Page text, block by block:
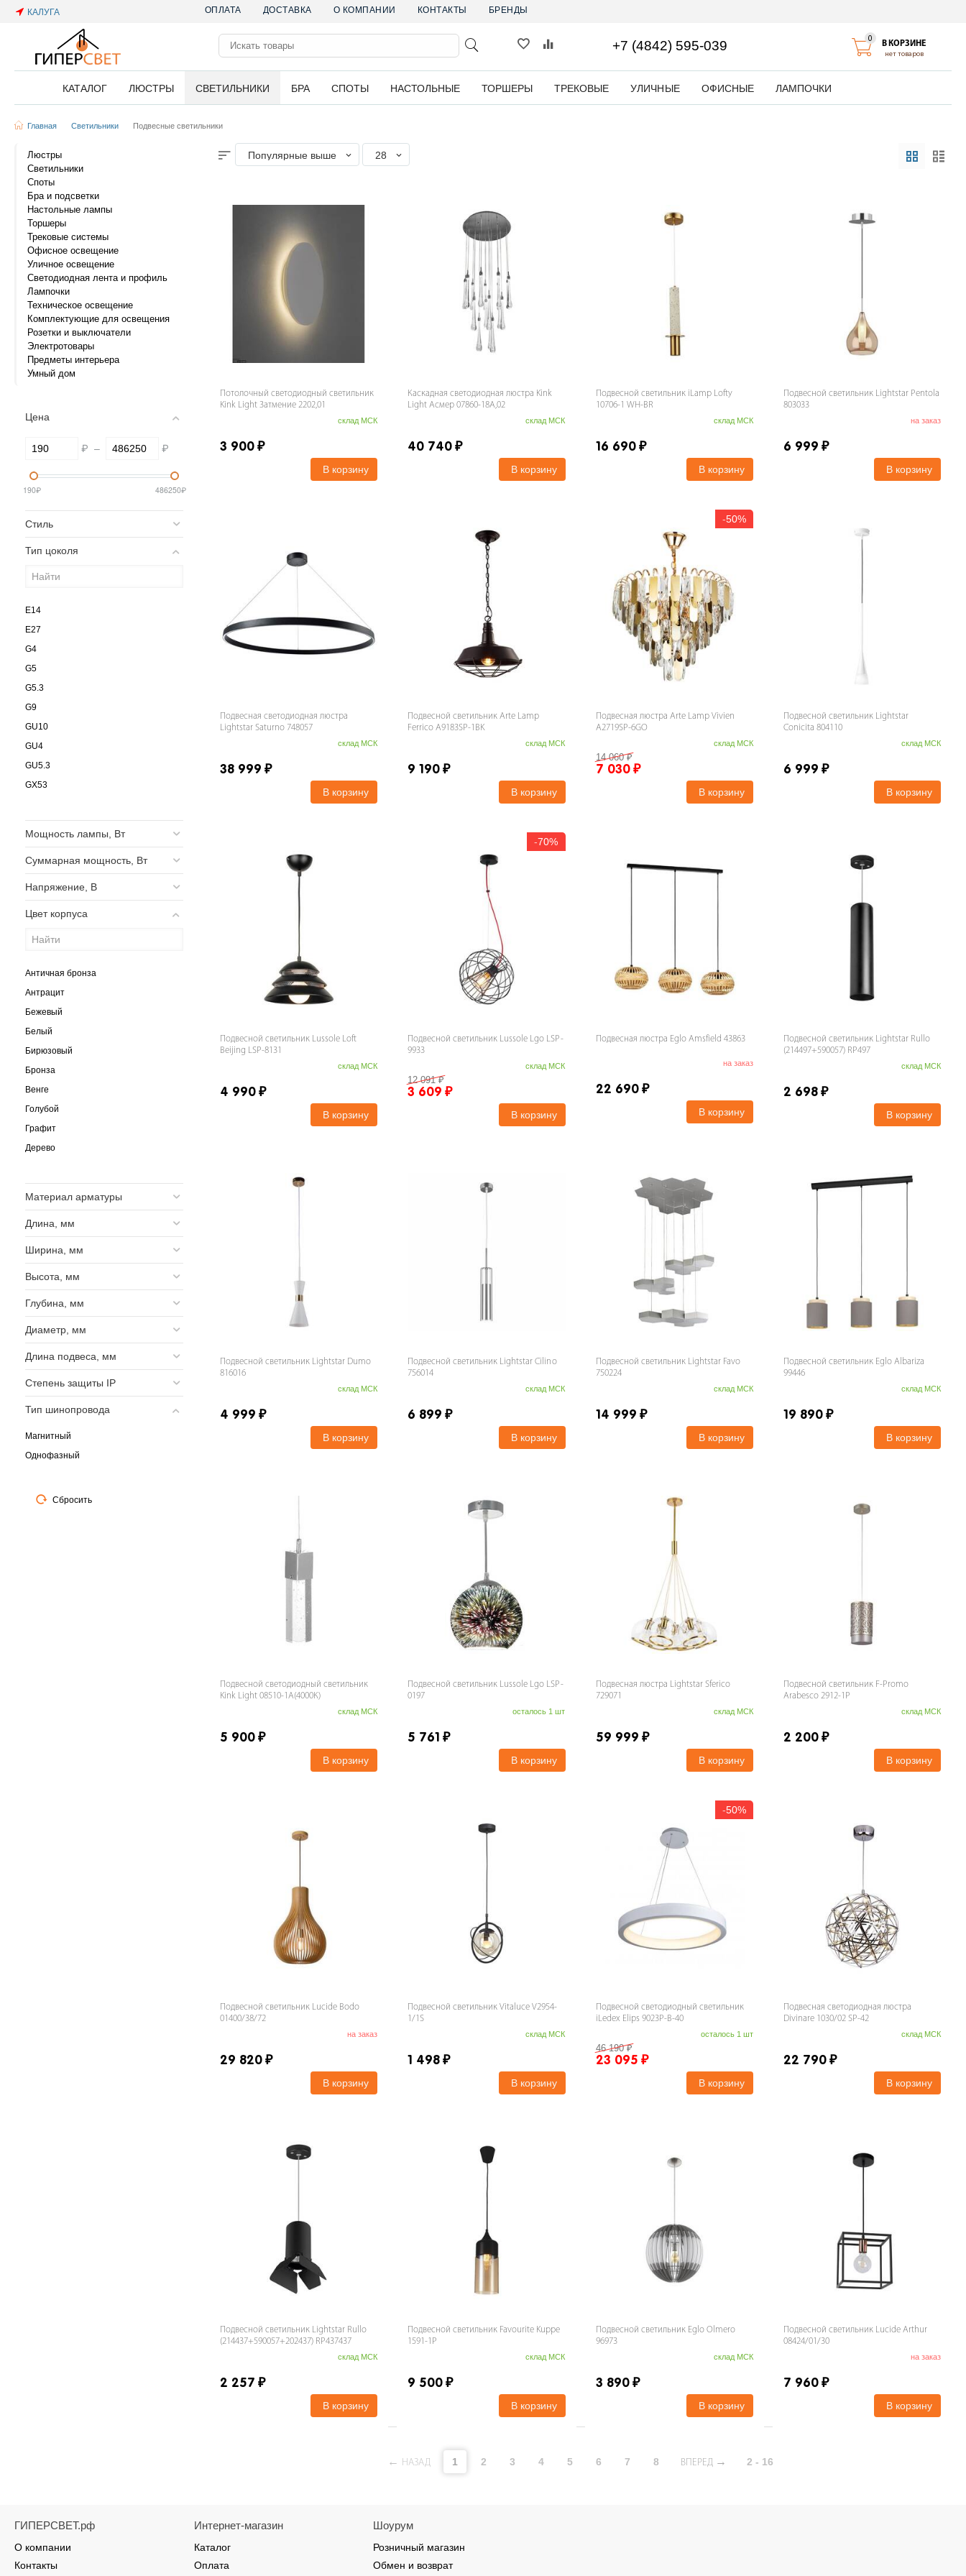
КАЛУГА ОПЛАТА ДОСТАВКА О КОМПАНИИ КОНТАКТЫ БРЕНДЫ
+7 (4842) 595-039 0
В КОРЗИНЕ
нет товаров
КАТАЛОГ ЛЮСТРЫ СВЕТИЛЬНИКИ БРА СПОТЫ НАСТОЛЬНЫЕ ТОРШЕРЫ ТРЕКОВЫЕ УЛИЧНЫЕ ОФИСНЫЕ ЛАМПОЧКИ
Главная Светильники Подвесные светильники
Популярные выше 28
Потолочный светодиодный светильник
Kink Light Затмение 2202,01
склад МСК
3 900 ₽
В корзину
Каскадная светодиодная люстра Kink
Light Асмер 07860-18A,02
склад МСК
40 740 ₽
В корзину
Подвесной светильник iLamp Lofty
10706-1 WH-BR
склад МСК
16 690 ₽
В корзину
Подвесной светильник Lightstar Pentola
803033
на заказ
6 999 ₽
В корзину
Подвесная светодиодная люстра
Lightstar Saturno 748057
склад МСК
38 999 ₽
В корзину
Подвесной светильник Arte Lamp
Ferrico A9183SP-1BK
склад МСК
9 190 ₽
В корзину
-50%
Подвесная люстра Arte Lamp Vivien
A2719SP-6GO
склад МСК
14 060₽
7 030 ₽
В корзину
Подвесной светильник Lightstar
Conicita 804110
склад МСК
6 999 ₽
В корзину
Подвесной светильник Lussole Loft
Beijing LSP-8131
склад МСК
4 990 ₽
В корзину
-70%
Подвесной светильник Lussole Lgo LSP-
9933
склад МСК
12 091₽
3 609 ₽
В корзину
Подвесная люстра Eglo Amsfield 43863
на заказ
22 690 ₽
В корзину
Подвесной светильник Lightstar Rullo
(214497+590057) RP497
склад МСК
2 698 ₽
В корзину
Подвесной светильник Lightstar Dumo
816016
склад МСК
4 999 ₽
В корзину
Подвесной светильник Lightstar Cilino
756014
склад МСК
6 899 ₽
В корзину
Подвесной светильник Lightstar Favo
750224
склад МСК
14 999 ₽
В корзину
Подвесной светильник Eglo Albariza
99446
склад МСК
19 890 ₽
В корзину
Подвесной светодиодный светильник
Kink Light 08510-1A(4000К)
склад МСК
5 900 ₽
В корзину
Подвесной светильник Lussole Lgo LSP-
0197
осталось 1 шт
5 761 ₽
В корзину
Подвесная люстра Lightstar Sferico
729071
склад МСК
59 999 ₽
В корзину
Подвесной светильник F-Promo
Arabesco 2912-1P
склад МСК
2 200 ₽
В корзину
Подвесной светильник Lucide Bodo
01400/38/72
на заказ
29 820 ₽
В корзину
Подвесной светильник Vitaluce V2954-
1/1S
склад МСК
1 498 ₽
В корзину
-50%
Подвесной светодиодный светильник
iLedex Elips 9023P-B-40
осталось 1 шт
46 190₽
23 095 ₽
В корзину
Подвесная светодиодная люстра
Divinare 1030/02 SP-42
склад МСК
22 790 ₽
В корзину
Подвесной светильник Lightstar Rullo
(214437+590057+202437) RP437437
склад МСК
2 257 ₽
В корзину
Подвесной светильник Favourite Kuppe
1591-1P
склад МСК
9 500 ₽
В корзину
Подвесной светильник Eglo Olmero
96973
склад МСК
3 890 ₽
В корзину
Подвесной светильник Lucide Arthur
08424/01/30
на заказ
7 960 ₽
В корзину
НАЗАД 1 2 3 4 5 6 7 8 ВПЕРЕД 2 - 16
Люстры
Светильники
Споты
Бра и подсветки
Настольные лампы
Торшеры
Трековые системы
Офисное освещение
Уличное освещение
Светодиодная лента и профиль
Лампочки
Техническое освещение
Комплектующие для освещения
Розетки и выключатели
Электротовары
Предметы интерьера
Умный дом
Цена
₽ – ₽
190₽ 486250₽
Стиль
Тип цоколя
E14
E27
G4
G5
G5.3
G9
GU10
GU4
GU5.3
GX53
LED
T8
Мощность лампы, Вт
Суммарная мощность, Вт
Напряжение, В
Цвет корпуса
Античная бронза
Антрацит
Бежевый
Белый
Бирюзовый
Бронза
Венге
Голубой
Графит
Дерево
Зеленый
Золотой
Коричневый
Кофейный
Красный
Кремовый
Матовое золото
Матовый никель
Медь
Песочный
Разноцветный
Светло-коричневый
Материал арматуры
Длина, мм
Ширина, мм
Высота, мм
Глубина, мм
Диаметр, мм
Длина подвеса, мм
Степень защиты IP
Тип шинопровода
Магнитный
Однофазный
Сбросить
ГИПЕРСВЕТ.рф
О компании
Контакты
Интернет-магазин
Каталог
Оплата
Шоурум
Розничный магазин
Обмен и возврат